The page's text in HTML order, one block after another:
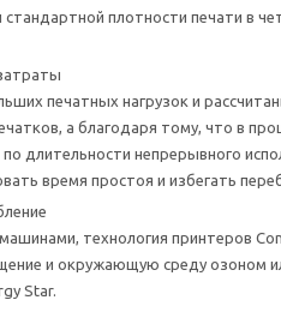
стандартной плотности печати в
печатных нагрузок и
а благодаря тому, что в
длительности непрерывного
время простоя и избегать
технология принтеров
и окружающую среду озоном
Star.